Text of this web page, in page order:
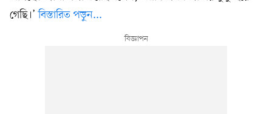
গেছি।’ বিস্তারিত পড়ুন...